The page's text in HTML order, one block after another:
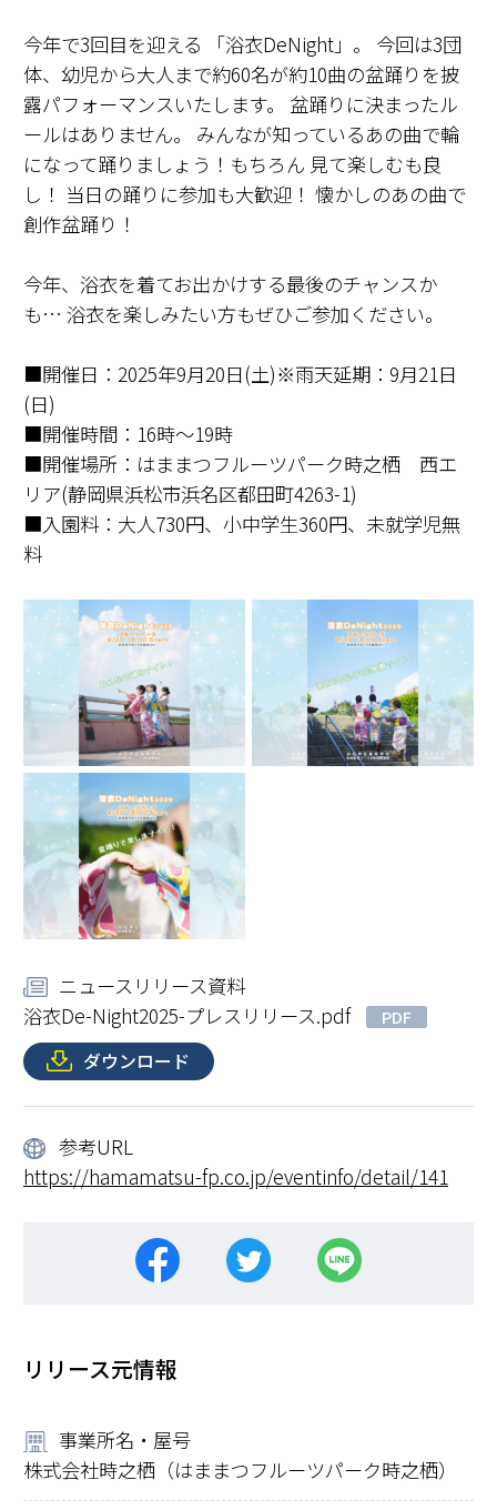
今年で3回目を迎える 「浴衣DeNight」。 今回は3団
体、幼児から大人まで約60名が約10曲の盆踊りを披
露パフォーマンスいたします。 盆踊りに決まったル
ールはありません。 みんなが知っているあの曲で輪
になって踊りましょう！もちろん 見て楽しむも良
し！ 当日の踊りに参加も大歓迎！ 懐かしのあの曲で
創作盆踊り！
今年、浴衣を着てお出かけする最後のチャンスか
も… 浴衣を楽しみたい方もぜひご参加ください。
■開催日：2025年9月20日(土)※雨天延期：9月21日
(日)
■開催時間：16時～19時
■開催場所：はままつフルーツパーク時之栖 西エ
リア(静岡県浜松市浜名区都田町4263-1)
■入園料：大人730円、小中学生360円、未就学児無
料
ニュースリリース資料
浴衣De-Night2025-プレスリリース.pdf
PDF
ダウンロード
参考URL
https://hamamatsu-fp.co.jp/eventinfo/detail/141
リリース元情報
事業所名・屋号
株式会社時之栖（はままつフルーツパーク時之栖）